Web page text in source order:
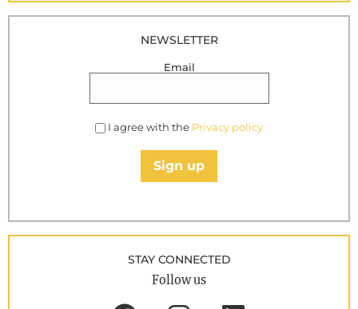
NEWSLETTER
Email
I agree with the Privacy policy
Sign up
STAY CONNECTED
Follow us